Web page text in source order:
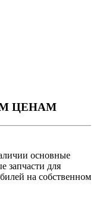
ЦЕНАМ
основные
запчасти для
на собственном